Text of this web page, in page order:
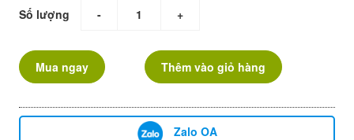
Số lượng - +
Mua ngay Thêm vào giỏ hàng
Zalo OA